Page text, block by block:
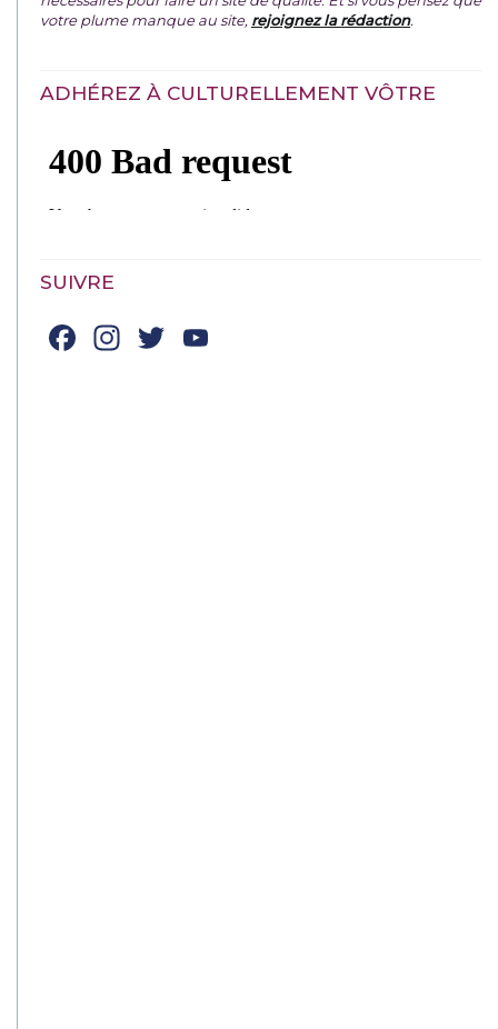
votre plume manque au site, rejoignez la rédaction.
ADHÉREZ À CULTURELLEMENT VÔTRE
SUIVRE
Facebook
Instagram
Twitter